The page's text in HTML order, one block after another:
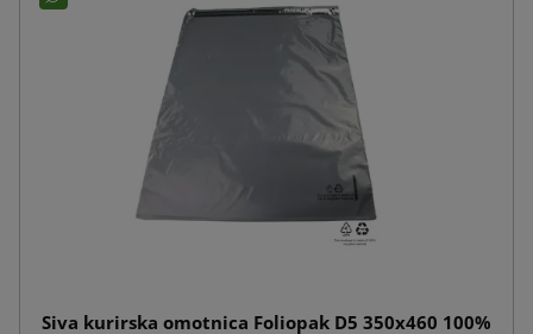
Siva kurirska omotnica Foliopak D5 350x460 100%